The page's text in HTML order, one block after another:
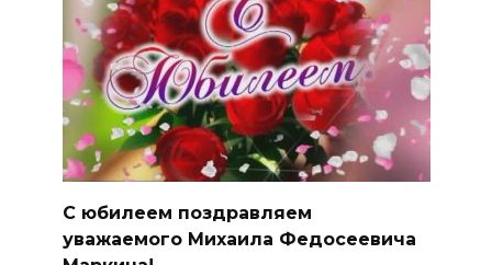
С юбилеем поздравляем
уважаемого Михаила Федосеевича